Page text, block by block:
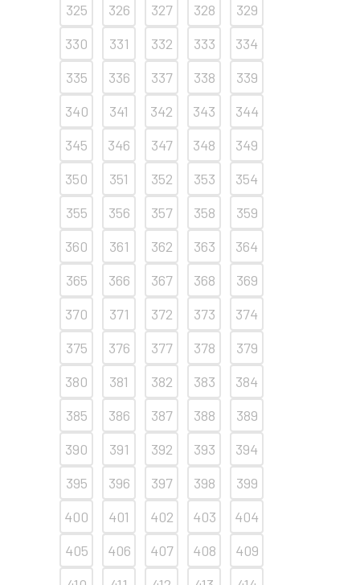
325
326 327 328
329
330
331 332 333
334
335
336 337 338
339
340
341 342 343
344
345
346 347 348
349
350
351 352 353
354
355
356 357 358
359
360
361 362 363
364
365
366 367 368
369
370
371 372 373
374
375
376 377 378
379
380
381 382 383
384
385
386 387 388
389
390
391 392 393
394
395
396 397 398
399
400
401 402 403
404
405
406 407 408
409